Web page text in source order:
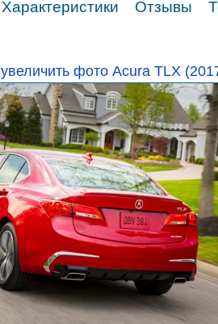
Характеристики Отзывы
увеличить фото Acura TLX